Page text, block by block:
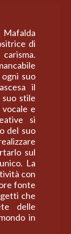
di
suo
il
stile
e
si
del suo
sul
La
con
fonte
che
delle
in